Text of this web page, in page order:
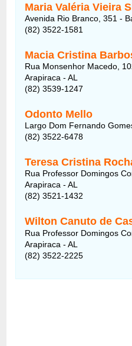
Maria Valéria Vieira
Avenida Rio Branco, 351 -
(82) 3522-1581
Macia Cristina
Rua Monsenhor Macedo,
Arapiraca - AL
(82) 3539-1247
Odonto Mello
Largo Dom Fernando
(82) 3522-6478
Teresa Cristina
Rua Professor Domingos
Arapiraca - AL
(82) 3521-1432
Wilton Canuto de
Rua Professor Domingos
Arapiraca - AL
(82) 3522-2225